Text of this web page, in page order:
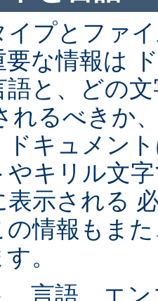
イプとファ
要な情報は
語と、どの
れるべきか
ドキュメン
やキリル文
表示される
の情報もま
。
言語、エ